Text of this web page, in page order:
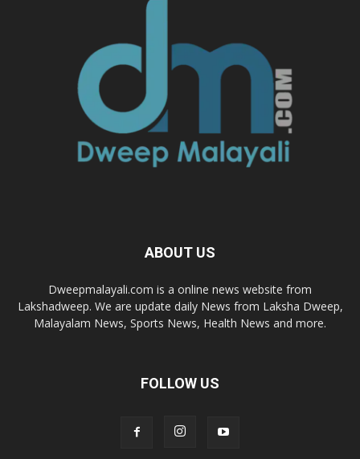
ABOUT US
Dweepmalayali.com is a online news website from
Lakshadweep. We are update daily News from Laksha Dweep,
Malayalam News, Sports News, Health News and more.
FOLLOW US